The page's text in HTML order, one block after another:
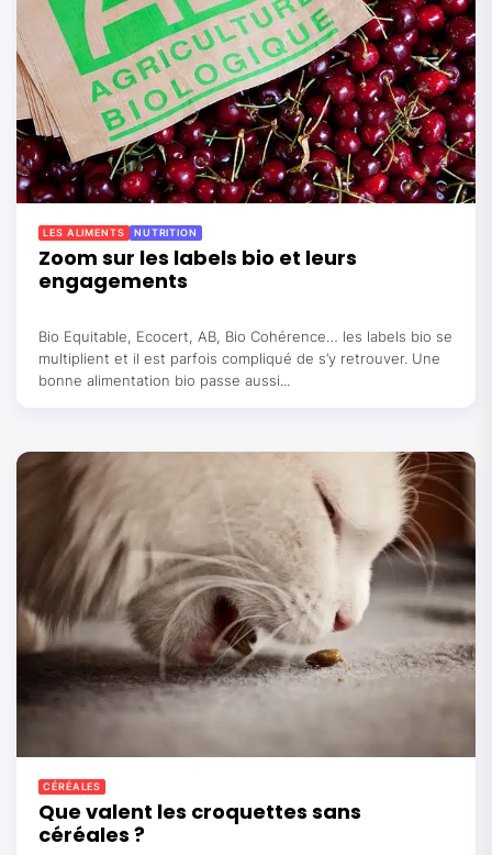
LES ALIMENTS NUTRITION
Zoom sur les labels bio et leurs
engagements
Bio Equitable, Ecocert, AB, Bio Cohérence… les labels bio se
multiplient et il est parfois compliqué de s’y retrouver. Une
bonne alimentation bio passe aussi...
CÉRÉALES
Que valent les croquettes sans
céréales ?